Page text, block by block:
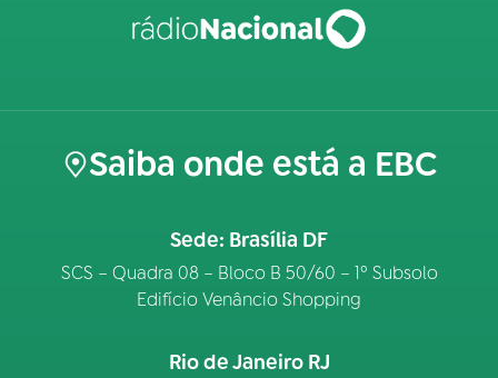
Saiba onde está a EBC
Sede: Brasília DF
SCS – Quadra 08 – Bloco B 50/60 – 1º Subsolo
Edifício Venâncio Shopping
Rio de Janeiro RJ